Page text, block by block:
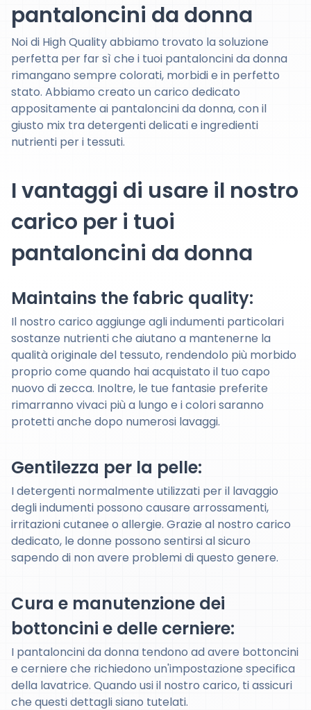
pantaloncini da donna
Noi di High Quality abbiamo trovato la soluzione
perfetta per far sì che i tuoi pantaloncini da donna
rimangano sempre colorati, morbidi e in perfetto
stato. Abbiamo creato un carico dedicato
appositamente ai pantaloncini da donna, con il
giusto mix tra detergenti delicati e ingredienti
nutrienti per i tessuti.
I vantaggi di usare il nostro
carico per i tuoi
pantaloncini da donna
Maintains the fabric quality:
Il nostro carico aggiunge agli indumenti particolari
sostanze nutrienti che aiutano a mantenerne la
qualità originale del tessuto, rendendolo più morbido
proprio come quando hai acquistato il tuo capo
nuovo di zecca. Inoltre, le tue fantasie preferite
rimarranno vivaci più a lungo e i colori saranno
protetti anche dopo numerosi lavaggi.
Gentilezza per la pelle:
I detergenti normalmente utilizzati per il lavaggio
degli indumenti possono causare arrossamenti,
irritazioni cutanee o allergie. Grazie al nostro carico
dedicato, le donne possono sentirsi al sicuro
sapendo di non avere problemi di questo genere.
Cura e manutenzione dei
bottoncini e delle cerniere:
I pantaloncini da donna tendono ad avere bottoncini
e cerniere che richiedono un'impostazione specifica
della lavatrice. Quando usi il nostro carico, ti assicuri
che questi dettagli siano tutelati.